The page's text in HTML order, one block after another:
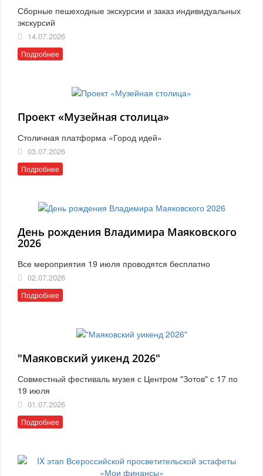
Сборные пешеходные экскурсии и заказ индивидуальных
экскурсий
14.07.2026
Подробнее
Проект «Музейная столица»
Столичная платформа «Город идей»
03.07.2026
Подробнее
День рождения Владимира Маяковского
2026
Все мероприятия 19 июля проводятся бесплатно
02.07.2026
Подробнее
"Маяковский уикенд 2026"
Совместный фестиваль музея с Центром "Зотов" с 17 по
19 июля
01.07.2026
Подробнее